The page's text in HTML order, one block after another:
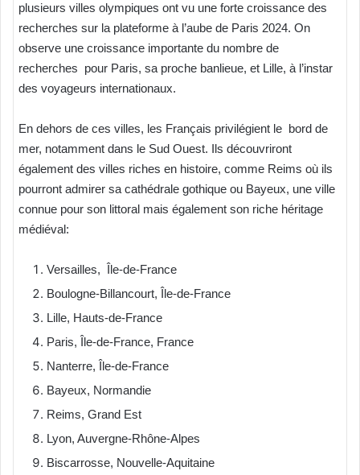
plusieurs villes olympiques ont vu une forte croissance des
recherches sur la plateforme à l’aube de Paris 2024. On
observe une croissance importante du nombre de
recherches pour Paris, sa proche banlieue, et Lille, à l’instar
des voyageurs internationaux.
En dehors de ces villes, les Français privilégient le bord de
mer, notamment dans le Sud Ouest. Ils découvriront
également des villes riches en histoire, comme Reims où ils
pourront admirer sa cathédrale gothique ou Bayeux, une ville
connue pour son littoral mais également son riche héritage
médiéval:
Versailles, Île-de-France
Boulogne-Billancourt, Île-de-France
Lille, Hauts-de-France
Paris, Île-de-France, France
Nanterre, Île-de-France
Bayeux, Normandie
Reims, Grand Est
Lyon, Auvergne-Rhône-Alpes
Biscarrosse, Nouvelle-Aquitaine